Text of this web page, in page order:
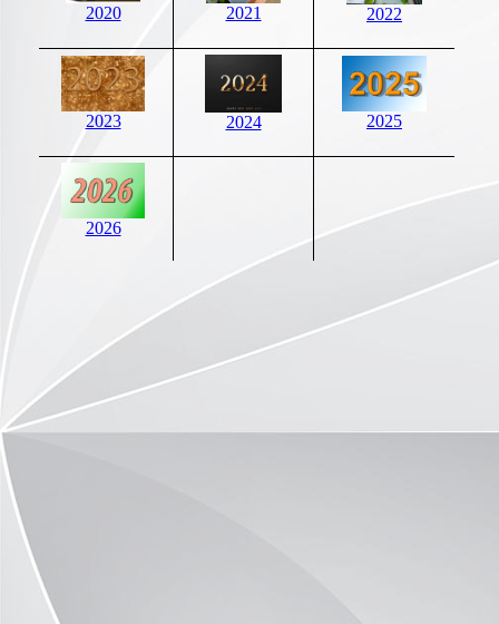
2020 2021 2022
2023 2024 2025
2026